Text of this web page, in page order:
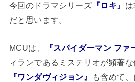
今回のドラマシリーズ 『ロキ』
だと思います。
MCUは、 『スパイダーマン ファ
ィランであるミステリオが顕著
『ワンダヴィジョン』
も含めて